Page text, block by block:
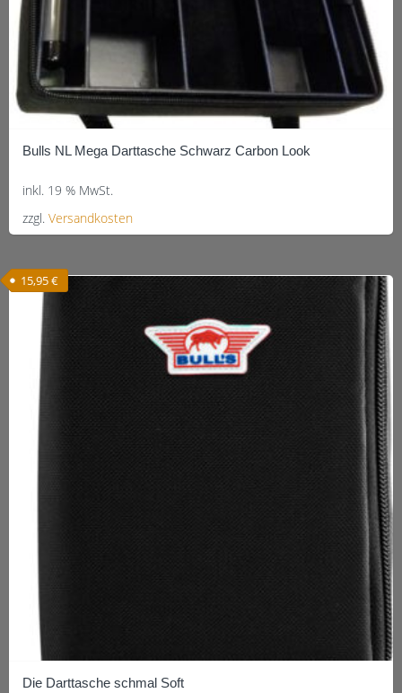
Bulls NL Mega Darttasche Schwarz Carbon Look
inkl. 19 % MwSt.
zzgl. Versandkosten
Die Darttasche schmal Soft
15,95€